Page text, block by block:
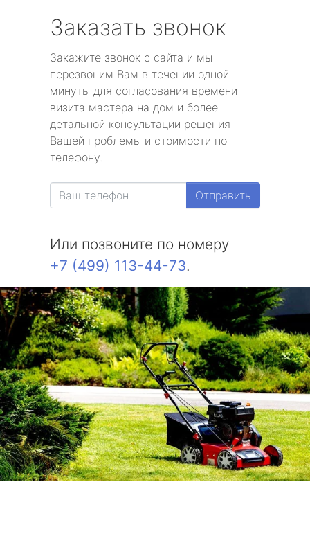
Заказать звонок
Закажите звонок с сайта и мы
перезвоним Вам в течении одной
минуты для согласования времени
визита мастера на дом и более
детальной консультации решения
Вашей проблемы и стоимости по
телефону.
Отправить
Или позвоните по номеру
+7 (499) 113-44-73.